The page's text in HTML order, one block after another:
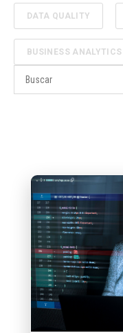
DATA QUALITY
BUSINESS ANALYTICS